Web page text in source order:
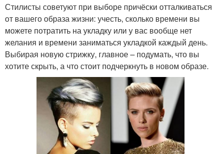
Стилисты советуют при выборе причёски отталкиваться
от вашего образа жизни: учесть, сколько времени вы
можете потратить на укладку или у вас вообще нет
желания и времени заниматься укладкой каждый день.
Выбирая новую стрижку, главное – подумать, что вы
хотите скрыть, а что стоит подчеркнуть в новом образе.